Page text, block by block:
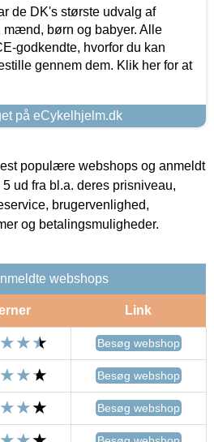
de DK's største udvalg af
mænd, børn og babyer. Alle
godkendte, hvorfor du kan
gennem dem. Klik her for at
på eCykelhjelm.dk
populære webshops og anmeldt
ud fra bl.a. deres prisniveau,
brugervenlighed,
og betalingsmuligheder.
webshops
Link
Besøg webshop
Besøg webshop
Besøg webshop